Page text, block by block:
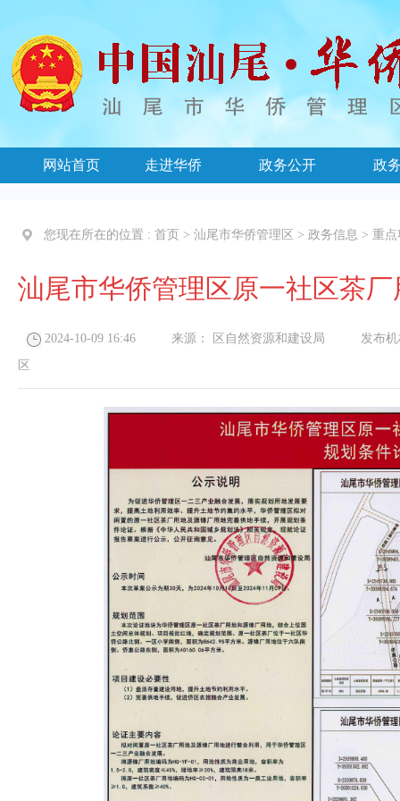
网站首页 走进华侨 政务公开 政
您现在所在的位置 : 首页 > 汕尾市华侨管理区 > 政务信息 > 重点
汕尾市华侨管理区原一社区茶
2024-10-09 16:46 来源： 区自然资源和建设局 发布机
区